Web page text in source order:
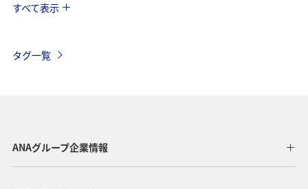
オーストリア
すべて表示
タグ一覧
ANAグループ企業情報